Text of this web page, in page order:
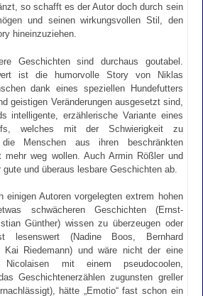
so schafft es der Autor doch durch sein
und seinen wirkungsvollen Stil, den
hineinzuziehen.
Geschichten sind durchaus goutabel.
ist die humorvolle Story von Niklas
dank eines speziellen Hundefutters
geistigen Veränderungen ausgesetzt sind,
intelligente, erzählerische Variante eines
welches mit der Schwierigkeit zu
Menschen aus ihren beschränkten
mehr weg wollen. Auch Armin Rößler und
und überaus lesbare Geschichten ab.
einigen Autoren vorgelegten extrem hohen
schwächeren Geschichten (Ernst-
Günther) wissen zu überzeugen oder
lesenswert (Nadine Boos, Bernhard
Kai Riedemann) und wäre nicht der eine
Nicolaisen mit einem pseudocoolen,
Geschichtenerzählen zugunsten greller
hätte „Emotio“ fast schon ein